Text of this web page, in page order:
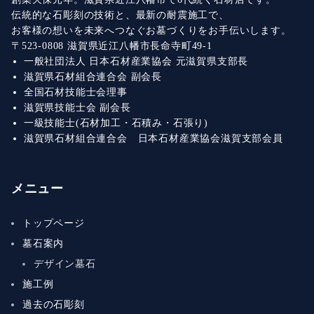
伝統的な石彫刻の技術と、最新の耐震施工で、
お客様の想いを未来へつなぐお墓づくりをお手伝いします。
〒523-0808 滋賀県近江八幡市長命寺町49-1
一般社団法人 日本石材産業協会 元滋賀県支部長
滋賀県石材組合連合会 副会長
全国石材技能士会理事
滋賀県技能士会 副会長
一級技能士(石材加工・石積み・石張り)
滋賀県石材組合連合会 日本石材産業協会滋賀支部会員
メニュー
トップページ
墓石案内
デザイン墓石
施工例
過去の石彫刻